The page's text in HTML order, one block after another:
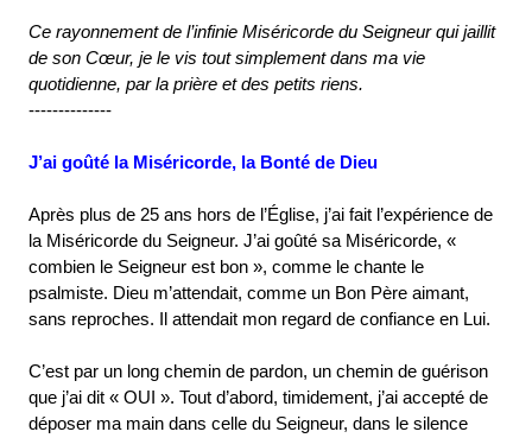
Ce rayonnement de l’infinie Miséricorde du Seigneur qui jaillit
de son Cœur, je le vis tout simplement dans ma vie
quotidienne, par la prière et des petits riens.
--------------
J’ai goûté la Miséricorde, la Bonté de Dieu
Après plus de 25 ans hors de l’Église, j’ai fait l’expérience de
la Miséricorde du Seigneur. J’ai goûté sa Miséricorde, «
combien le Seigneur est bon », comme le chante le
psalmiste. Dieu m’attendait, comme un Bon Père aimant,
sans reproches. Il attendait mon regard de confiance en Lui.
C’est par un long chemin de pardon, un chemin de guérison
que j’ai dit « OUI ». Tout d’abord, timidement, j’ai accepté de
déposer ma main dans celle du Seigneur, dans le silence